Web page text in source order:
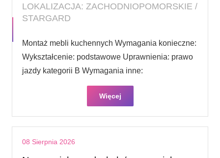
LOKALIZACJA: ZACHODNIOPOMORSKIE /
STARGARD
Montaż mebli kuchennych Wymagania konieczne:
Wykształcenie: podstawowe Uprawnienia: prawo
jazdy kategorii B Wymagania inne:
Więcej
08 Sierpnia 2026